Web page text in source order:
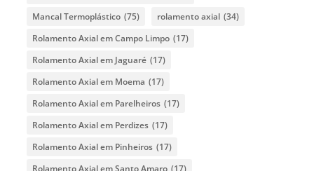
Mancal Termoplástico (75) rolamento axial (34)
Rolamento Axial em Campo Limpo (17)
Rolamento Axial em Jaguaré (17)
Rolamento Axial em Moema (17)
Rolamento Axial em Parelheiros (17)
Rolamento Axial em Perdizes (17)
Rolamento Axial em Pinheiros (17)
Rolamento Axial em Santo Amaro (17)